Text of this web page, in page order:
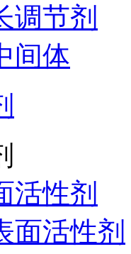
调节剂
间体
活性剂
面活性剂